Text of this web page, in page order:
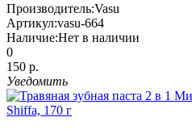
Производитель:Vasu
Артикул:vasu-664
Наличие:Нет в наличии
0
150 р.
Уведомить